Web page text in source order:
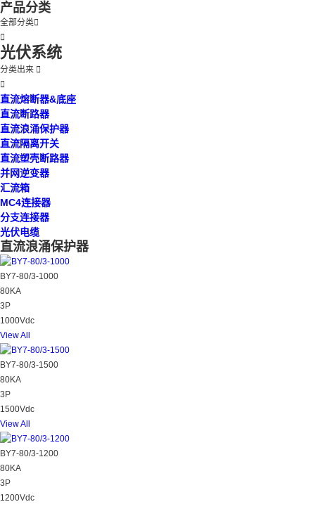
产品分类
全部分类

光伏系统
分类出来 

直流熔断器&底座
直流断路器
直流浪涌保护器
直流隔离开关
直流塑壳断路器
并网逆变器
汇流箱
MC4连接器
分支连接器
光伏电缆
直流浪涌保护器
BY7-80/3-1000
80KA
3P
1000Vdc
View All
BY7-80/3-1500
80KA
3P
1500Vdc
View All
BY7-80/3-1200
80KA
3P
1200Vdc